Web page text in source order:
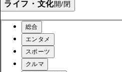
ライフ・文化開/閉
総合
エンタメ
スポーツ
クルマ